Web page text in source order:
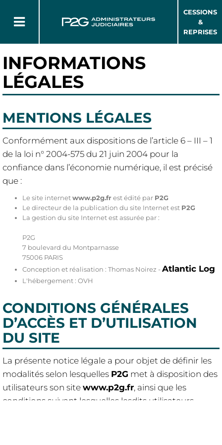
CESSIONS
&
REPRISES
INFORMATIONS
LÉGALES
MENTIONS LÉGALES
Conformément aux dispositions de l’article 6 – III – 1
de la loi n° 2004-575 du 21 juin 2004 pour la
confiance dans l’économie numérique, il est précisé
que :
Le site internetwww.p2g.frest édité par P2G
Le directeur de la publication du site Internet est P2G
La gestion du site Internet est assurée par :
P2G
7 boulevard du Montparnasse
75006 PARIS
Conception et réalisation : Thomas Noirez - Atlantic Log
L'hébergement : OVH
CONDITIONS GÉNÉRALES
D’ACCÈS ET D’UTILISATION
DU SITE
La présente notice légale a pour objet de définir les
modalités selon lesquelles P2G met à disposition des
utilisateurs son site www.p2g.fr, ainsi que les
conditions suivant lesquelles lesdits utilisateurs